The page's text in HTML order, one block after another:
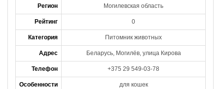
Регион Могилевская область
Рейтинг 0
Категория Питомник животных
Адрес Беларусь, Могилёв, улица Кирова
Телефон +375 29 549-03-78
Особенности для кошек